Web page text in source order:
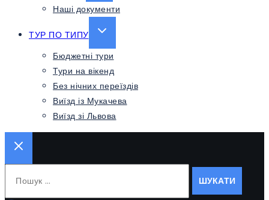
MENU
Наші документи
ТУР ПО ТИПУ
EXPAND
MENU
Бюджетні тури
Тури на вікенд
Без нічних переїздів
Виїзд із Мукачева
Виїзд зі Львова